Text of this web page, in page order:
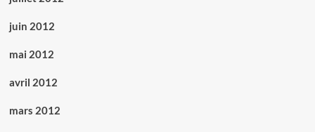
juin 2012
mai 2012
avril 2012
mars 2012